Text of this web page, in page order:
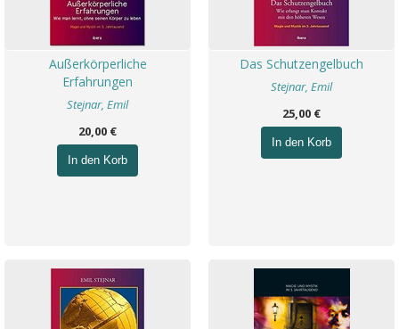
Außerkörperliche
Erfahrungen
Stejnar, Emil
20,00 €
In den Korb
Das Schutzengelbuch
Stejnar, Emil
25,00 €
In den Korb